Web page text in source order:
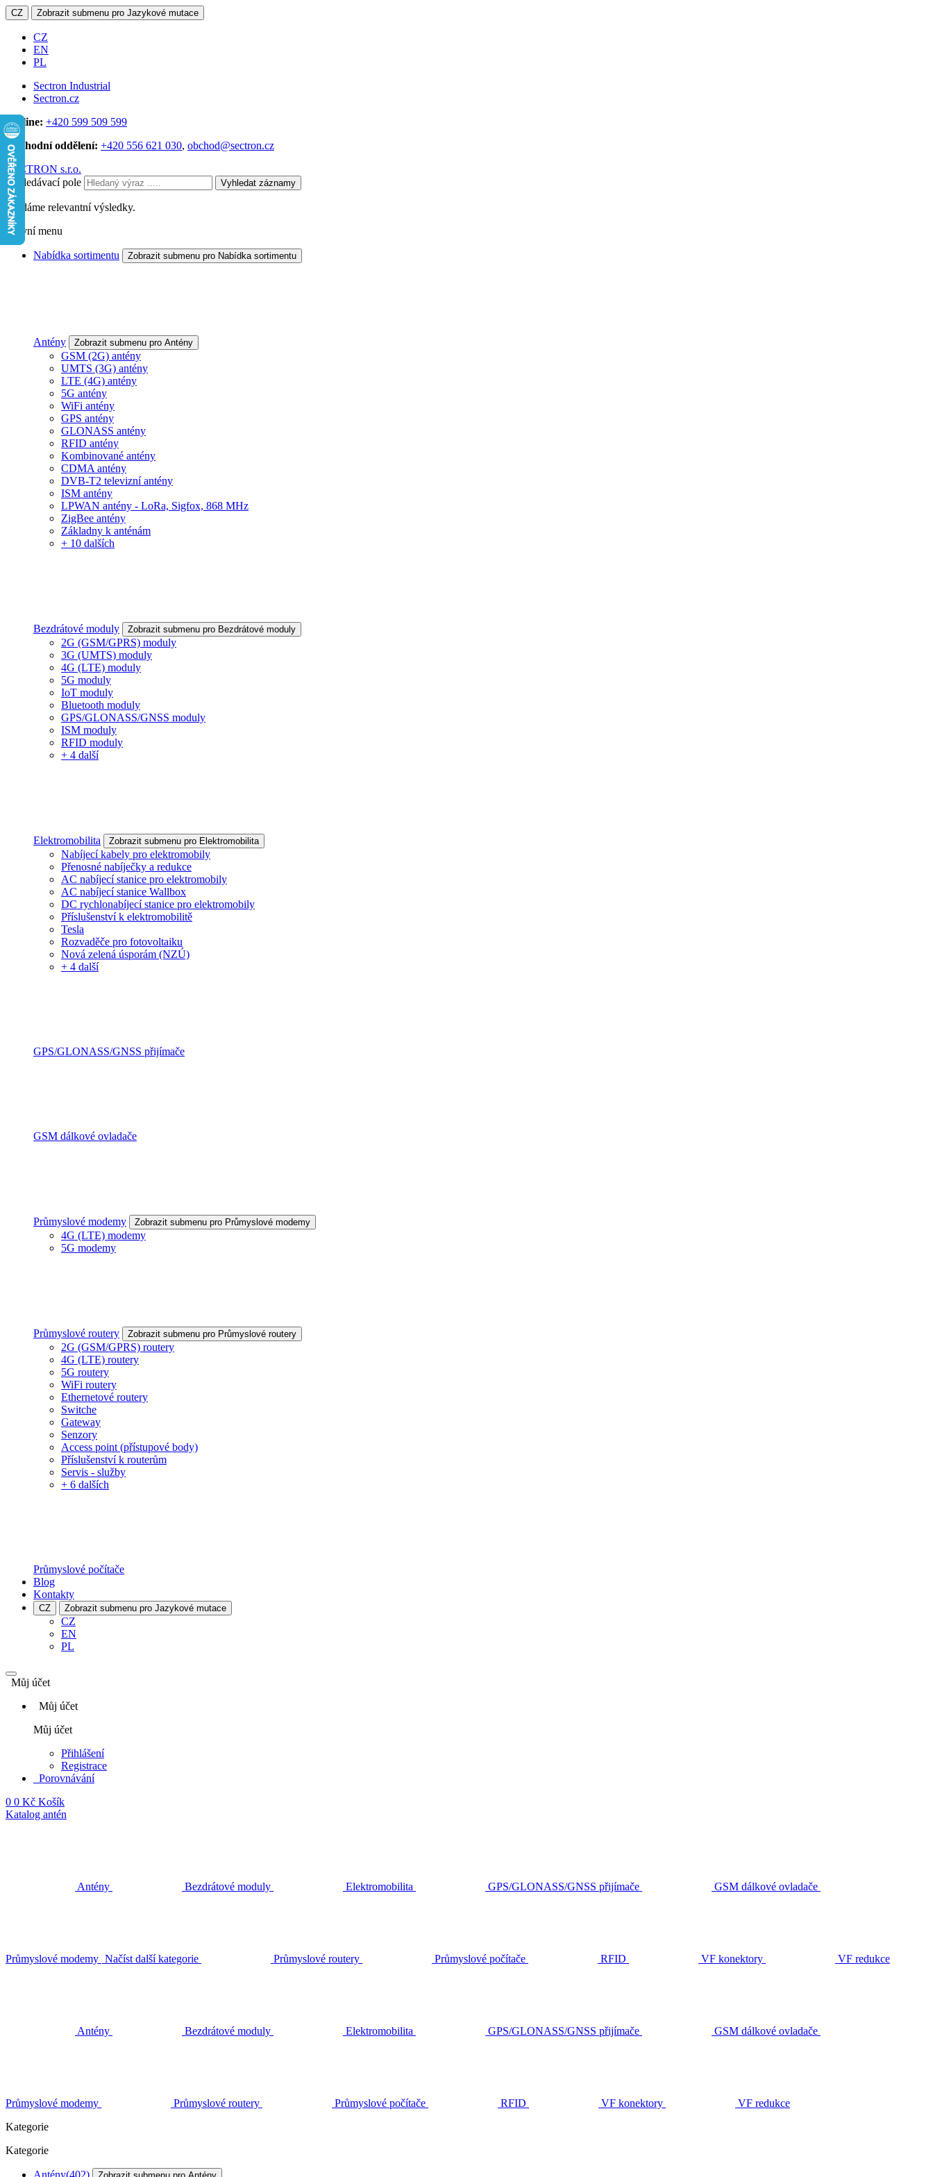
CZ Zobrazit submenu pro Jazykové mutace
CZ
EN
PL
Sectron Industrial
Sectron.cz
Hotline: +420 599 509 599
Obchodní oddělení: +420 556 621 030, obchod@sectron.cz
SECTRON s.r.o.
Vyhledávací pole
Vyhledat záznamy
Hledáme relevantní výsledky.
Hlavní menu
Nabídka sortimentu Zobrazit submenu pro Nabídka sortimentu
Antény Zobrazit submenu pro Antény
GSM (2G) antény
UMTS (3G) antény
LTE (4G) antény
5G antény
WiFi antény
GPS antény
GLONASS antény
RFID antény
Kombinované antény
CDMA antény
DVB-T2 televizní antény
ISM antény
LPWAN antény - LoRa, Sigfox, 868 MHz
ZigBee antény
Základny k anténám
+ 10 dalších
Bezdrátové moduly Zobrazit submenu pro Bezdrátové moduly
2G (GSM/GPRS) moduly
3G (UMTS) moduly
4G (LTE) moduly
5G moduly
IoT moduly
Bluetooth moduly
GPS/GLONASS/GNSS moduly
ISM moduly
RFID moduly
+ 4 další
Elektromobilita Zobrazit submenu pro Elektromobilita
Nabíjecí kabely pro elektromobily
Přenosné nabíječky a redukce
AC nabíjecí stanice pro elektromobily
AC nabíjecí stanice Wallbox
DC rychlonabíjecí stanice pro elektromobily
Příslušenství k elektromobilitě
Tesla
Rozvaděče pro fotovoltaiku
Nová zelená úsporám (NZÚ)
+ 4 další
GPS/GLONASS/GNSS přijímače
GSM dálkové ovladače
Průmyslové modemy Zobrazit submenu pro Průmyslové modemy
4G (LTE) modemy
5G modemy
Průmyslové routery Zobrazit submenu pro Průmyslové routery
2G (GSM/GPRS) routery
4G (LTE) routery
5G routery
WiFi routery
Ethernetové routery
Switche
Gateway
Senzory
Access point (přístupové body)
Příslušenství k routerům
Servis - služby
+ 6 dalších
Průmyslové počítače
Blog
Kontakty
CZ Zobrazit submenu pro Jazykové mutace
CZ
EN
PL
Můj účet
Můj účet
Můj účet
Přihlášení
Registrace
Porovnávání
0 0 Kč Košík
Katalog antén
Antény Bezdrátové moduly Elektromobilita GPS/GLONASS/GNSS přijímače GSM dálkové ovladače
Průmyslové modemy Načíst další kategorie Průmyslové routery Průmyslové počítače RFID VF konektory VF redukce
Antény Bezdrátové moduly Elektromobilita GPS/GLONASS/GNSS přijímače GSM dálkové ovladače
Průmyslové modemy Průmyslové routery Průmyslové počítače RFID VF konektory
VF redukce
Kategorie
Kategorie
Antény(402)